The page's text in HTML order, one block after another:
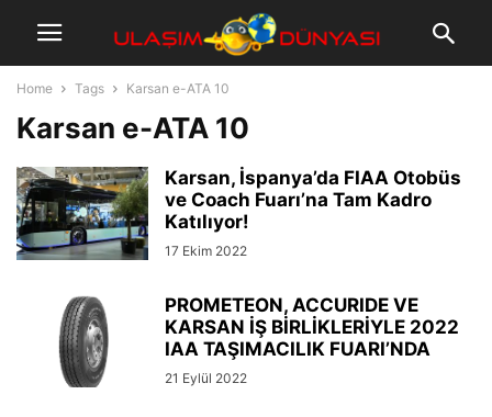
Home Tags Karsan e-ATA 10
Karsan e-ATA 10
Karsan, İspanya’da FIAA Otobüs
ve Coach Fuarı’na Tam Kadro
Katılıyor!
17 Ekim 2022
PROMETEON, ACCURIDE VE
KARSAN İŞ BİRLİKLERİYLE 2022
IAA TAŞIMACILIK FUARI’NDA
21 Eylül 2022